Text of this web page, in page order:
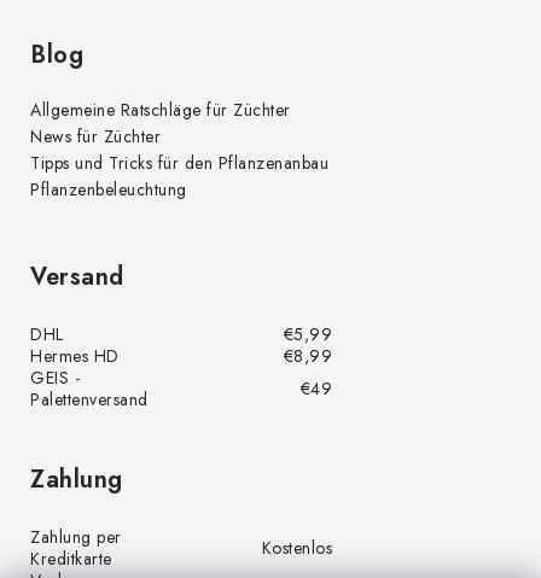
Blog
Allgemeine Ratschläge für Züchter
News für Züchter
Tipps und Tricks für den Pflanzenanbau
Pflanzenbeleuchtung
Versand
DHL
€5,99
Hermes HD
€8,99
GEIS -
Palettenversand
€49
Zahlung
Zahlung per
Kreditkarte
Kostenlos